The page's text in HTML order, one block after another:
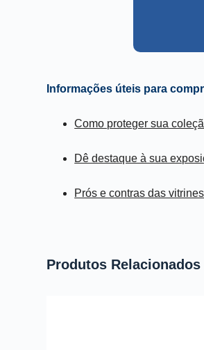
Informações úteis para
Como proteger sua
Dê destaque à sua
Prós e contras das
Produtos Relacionados